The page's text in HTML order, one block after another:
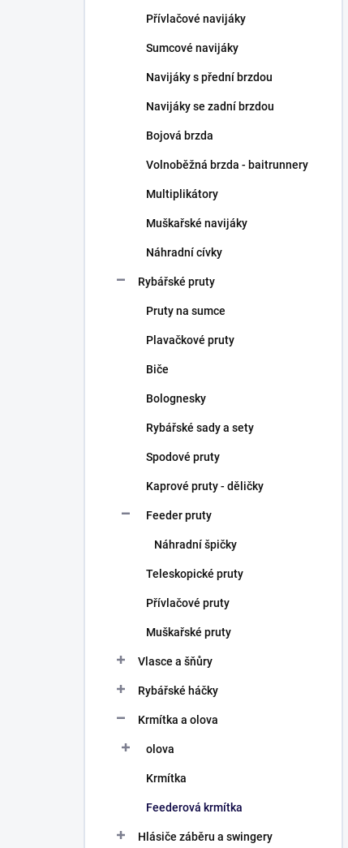
Přívlačové navijáky
Sumcové navijáky
Navijáky s přední brzdou
Navijáky se zadní brzdou
Bojová brzda
Volnoběžná brzda - baitrunnery
Multiplikátory
Muškařské navijáky
Náhradní cívky
Rybářské pruty
Pruty na sumce
Plavačkové pruty
Biče
Bolognesky
Rybářské sady a sety
Spodové pruty
Kaprové pruty - děličky
Feeder pruty
Náhradní špičky
Teleskopické pruty
Přívlačové pruty
Muškařské pruty
Vlasce a šňůry
Rybářské háčky
Krmítka a olova
olova
Krmítka
Feederová krmítka
Hlásiče záběru a swingery